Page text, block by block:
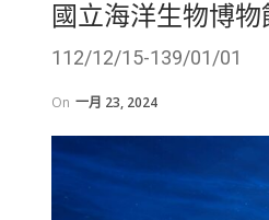
國立海洋生物博
112/12/15-139/01/01
On 一月 23, 2024